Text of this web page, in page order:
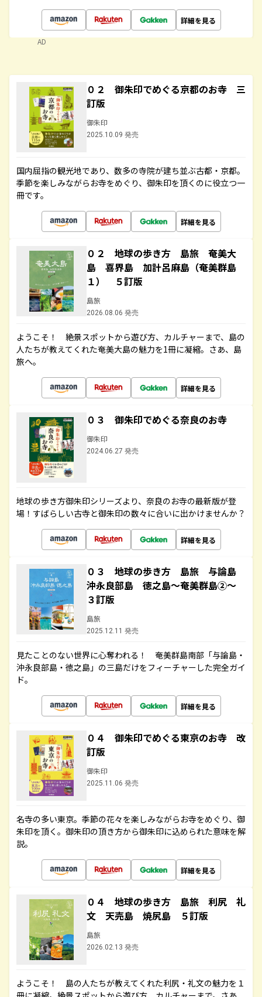
詳細を見る
AD
０２ 御朱印でめぐる京都のお寺 三
訂版
御朱印
2025.10.09 発売
国内屈指の観光地であり、数多の寺院が建ち並ぶ古都・京都。
季節を楽しみながらお寺をめぐり、御朱印を頂くのに役立つ一
冊です。
詳細を見る
０２ 地球の歩き方 島旅 奄美大
島 喜界島 加計呂麻島（奄美群島
１） ５訂版
島旅
2026.08.06 発売
ようこそ！ 絶景スポットから遊び方、カルチャーまで、島の
人たちが教えてくれた奄美大島の魅力を1冊に凝縮。さあ、島
旅へ。
詳細を見る
０３ 御朱印でめぐる奈良のお寺
御朱印
2024.06.27 発売
地球の歩き方御朱印シリーズより、奈良のお寺の最新版が登
場！すばらしい古寺と御朱印の数々に合いに出かけませんか？
詳細を見る
０３ 地球の歩き方 島旅 与論島
沖永良部島 徳之島～奄美群島②～
３訂版
島旅
2025.12.11 発売
見たことのない世界に心奪われる！ 奄美群島南部「与論島・
沖永良部島・徳之島」の三島だけをフィーチャーした完全ガイ
ド。
詳細を見る
０４ 御朱印でめぐる東京のお寺 改
訂版
御朱印
2025.11.06 発売
名寺の多い東京。季節の花々を楽しみながらお寺をめぐり、御
朱印を頂く。御朱印の頂き方から御朱印に込められた意味を解
説。
詳細を見る
０４ 地球の歩き方 島旅 利尻 礼
文 天売島 焼尻島 ５訂版
島旅
2026.02.13 発売
ようこそ！ 島の人たちが教えてくれた利尻・礼文の魅力を１